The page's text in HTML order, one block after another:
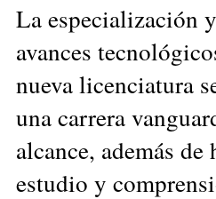
La especialización
avances
nueva licenciatura
una carrera
alcance, además
estudio y